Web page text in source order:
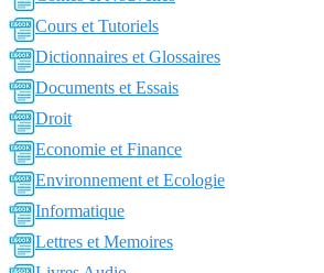
Cours et Tutoriels
Dictionnaires et Glossaires
Documents et Essais
Droit
Economie et Finance
Environnement et Ecologie
Informatique
Lettres et Memoires